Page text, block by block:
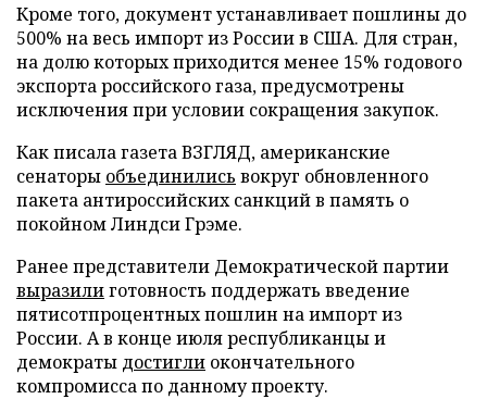
Кроме того, документ устанавливает пошлины до
500% на весь импорт из России в США. Для стран,
на долю которых приходится менее 15% годового
экспорта российского газа, предусмотрены
исключения при условии сокращения закупок.
Как писала газета ВЗГЛЯД, американские
сенаторы объединились вокруг обновленного
пакета антироссийских санкций в память о
покойном Линдси Грэме.
Ранее представители Демократической партии
выразилиготовность поддержать введение
пятисотпроцентных пошлин на импорт из
России. А в конце июля республиканцы и
демократы достигли окончательного
компромисса по данному проекту.